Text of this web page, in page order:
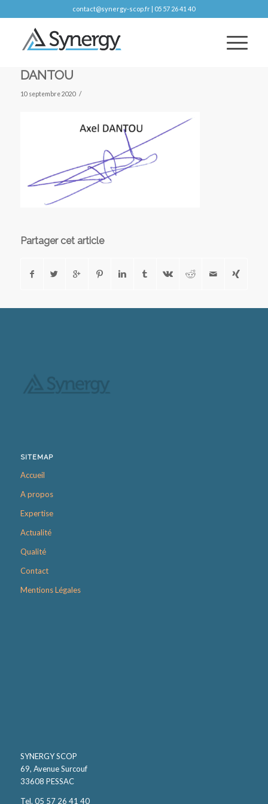
contact@synergy-scop.fr | 05 57 26 41 40
DANTOU
10 septembre 2020 /
Partager cet article
SITEMAP
Accueil
A propos
Expertise
Actualité
Qualité
Contact
Mentions Légales
SYNERGY SCOP
69, Avenue Surcouf
33608 PESSAC
Tel. 05 57 26 41 40